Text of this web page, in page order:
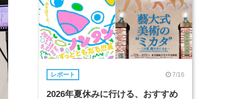
レポート 7/16
2026年夏休みに行ける、おすすめ